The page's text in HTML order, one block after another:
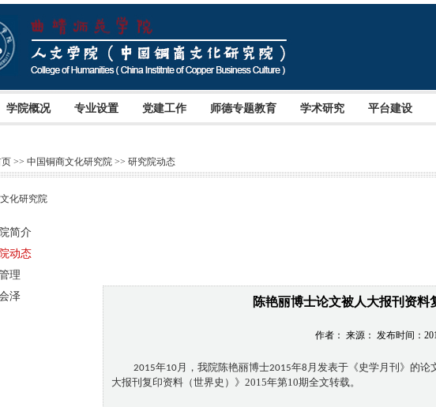
学院概况 专业设置 党建工作 师德专题教育 学术研究 平台建设
>> 中国铜商文化研究院 >> 研究院动态
化研究院
简介
动态
理
泽
陈艳丽博士论文被人大报刊资料
作者： 来源： 发布时间：
2015年10月，我院陈艳丽博士2015年8 月发表于《史学月刊》的论
大报刊复印资料（世界史）》2015年第10期全文转载。